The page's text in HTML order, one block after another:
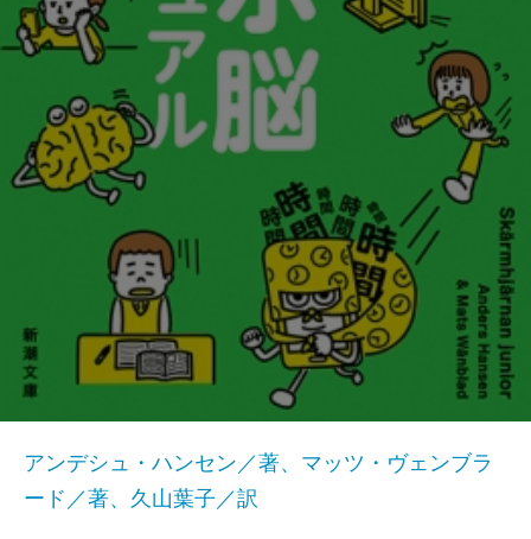
アンデシュ・ハンセン／著、マッツ・ヴェンブラ
ード／著、久山葉子／訳